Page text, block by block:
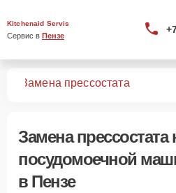
Kitchenaid Servis
Сервис в Пензе
Замена прессостата
Замена прессостата
посудомоечной
в Пензе